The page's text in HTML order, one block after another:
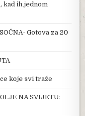
kad ih jednom
Gotova za 20
koje svi traže
NA SVIJETU: